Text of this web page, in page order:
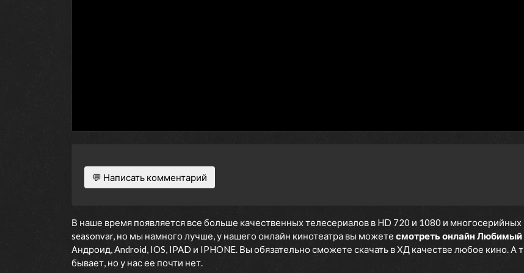
1 сезон 2 серия
Что значит
💬 Написать комментарий
В наше время появляется все больше качественных телесериалов в HD 720 и 1080 и
seasonvar, но мы намного лучше, у нашего онлайн кинотеатра вы можете смотреть онлайн Любимый
Андроид, Android, IOS, IPAD и IPHONE. Вы обязательно сможете скачать в ХД качестве любое кино.
бывает, но у нас ее почти нет.